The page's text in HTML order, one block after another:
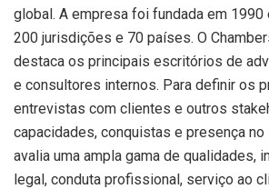
global. A empresa foi fundada em 1990
200 jurisdições e 70 países. O
destaca os principais escritórios de
e consultores internos. Para definir os
entrevistas com clientes e outros
capacidades, conquistas e presença no
avalia uma ampla gama de qualidades,
legal, conduta profissional, serviço ao